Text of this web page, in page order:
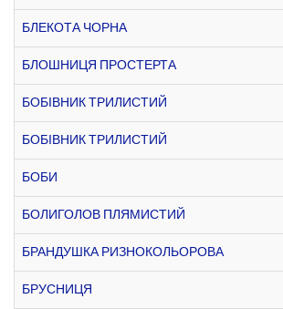
БЛЕКОТА ЧОРНА
БЛОШНИЦЯ ПРОСТЕРТА
БОБІВНИК ТРИЛИСТИЙ
БОБІВНИК ТРИЛИСТИЙ
БОБИ
БОЛИГОЛОВ ПЛЯМИСТИЙ
БРАНДУШКА РИЗНОКОЛЬОРОВА
БРУСНИЦЯ